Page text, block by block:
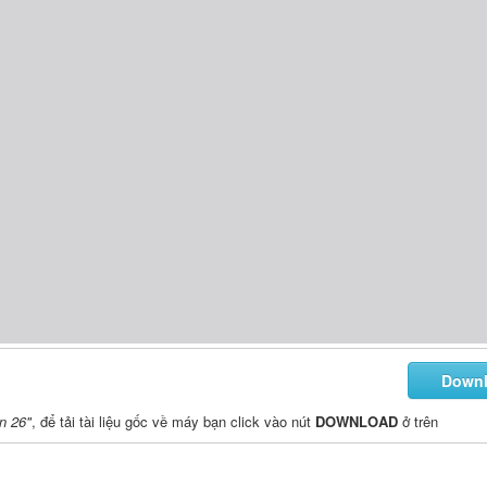
26", để tải tài liệu gốc về máy bạn click vào nút DOWNLOAD ở trên